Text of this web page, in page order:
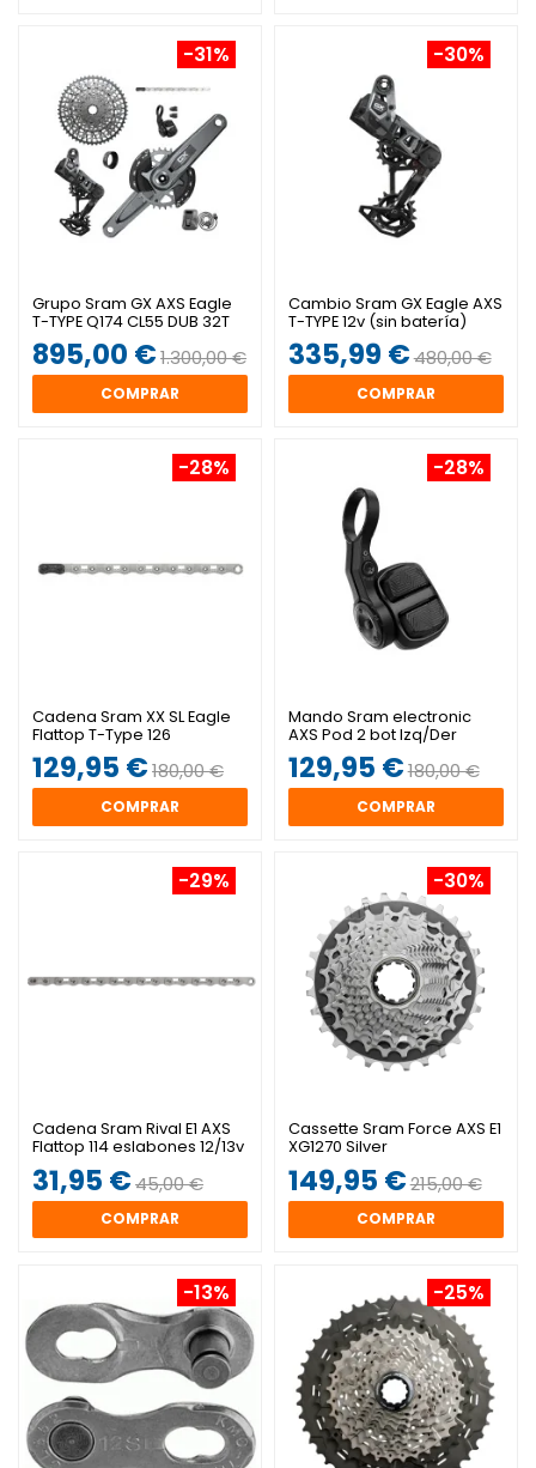
-31%
Grupo Sram GX AXS Eagle
T-TYPE Q174 CL55 DUB 32T
895,00 €1.300,00 €
COMPRAR
-30%
Cambio Sram GX Eagle AXS
T-TYPE 12v (sin batería)
335,99 €480,00 €
COMPRAR
-28%
Cadena Sram XX SL Eagle
Flattop T-Type 126
eslabones 12v
129,95 €180,00 €
COMPRAR
-28%
Mando Sram electronic
AXS Pod 2 bot Izq/Der
129,95 €180,00 €
COMPRAR
-29%
Cadena Sram Rival E1 AXS
Flattop 114 eslabones 12/13v
31,95 €45,00 €
COMPRAR
-30%
Cassette Sram Force AXS E1
XG1270 Silver
149,95 €215,00 €
COMPRAR
-13% -25%